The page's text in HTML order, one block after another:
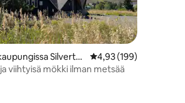
Silverth
Keskimääräinen arvio
4,93 (199)
viihtyisä mökki ilman metsää